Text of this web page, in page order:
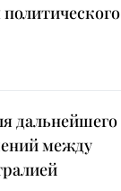
дальнейшего
между